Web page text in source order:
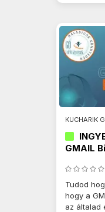
KUCHARIK
GMAIL
Tudod
hogy a
az általad